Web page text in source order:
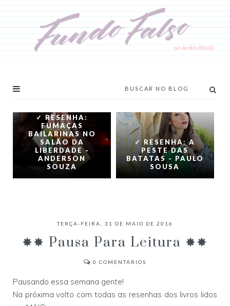
✓ RESENHA:
FUMAÇAS
BAILARINAS NO
SALÃO DA
LIBERDADE -
ANDERSON
SOUZA
✓ RESENHA: A
PESTE DAS
BATATAS - PAULO
SOUSA
TERÇA-FEIRA, 31 DE MAIO DE 2016
✸✸ Pausa Para Leitura ✸✸
0 COMENTÁRIOS
Pausando essa semana gente!
Na próxima volto com todas as resenhas dos livros lidos